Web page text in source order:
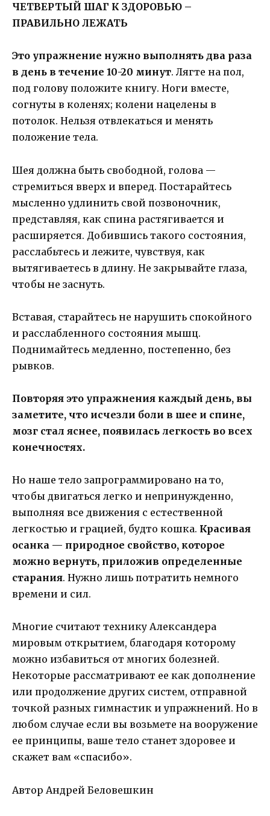
ЧЕТВЕРТЫЙ ШАГ К ЗДОРОВЬЮ –
ПРАВИЛЬНО ЛЕЖАТЬ
Это упражнение нужно выполнять два раза
в день в течение 10-20 минут. Лягте на пол,
под голову положите книгу. Ноги вместе,
согнуты в коленях; колени нацелены в
потолок. Нельзя отвлекаться и менять
положение тела.
Шея должна быть свободной, голова —
стремиться вверх и вперед. Постарайтесь
мысленно удлинить свой позвоночник,
представляя, как спина растягивается и
расширяется. Добившись такого состояния,
расслабьтесь и лежите, чувствуя, как
вытягиваетесь в длину. Не закрывайте глаза,
чтобы не заснуть.
Вставая, старайтесь не нарушить спокойного
и расслабленного состояния мышц.
Поднимайтесь медленно, постепенно, без
рывков.
Повторяя это упражнения каждый день, вы
заметите, что исчезли боли в шее и спине,
мозг стал яснее, появилась легкость во всех
конечностях.
Но наше тело запрограммировано на то,
чтобы двигаться легко и непринужденно,
выполняя все движения с естественной
легкостью и грацией, будто кошка. Красивая
осанка — природное свойство, которое
можно вернуть, приложив определенные
старания. Нужно лишь потратить немного
времени и сил.
Многие считают технику Александера
мировым открытием, благодаря которому
можно избавиться от многих болезней.
Некоторые рассматривают ее как дополнение
или продолжение других систем, отправной
точкой разных гимнастик и упражнений. Но в
любом случае если вы возьмете на вооружение
ее принципы, ваше тело станет здоровее и
скажет вам «спасибо».
Автор Андрей Беловешкин